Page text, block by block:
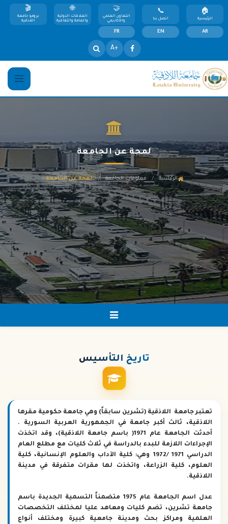
الرئيسية اتصل بنا
التعاون العلمي
والأكاديمي
العلاقات الدولية
والعامة والثقافية
برومو جامعة
اللاذقية
AR
EN
FR
+A
لمحة عن الجامعة
الرئيسية / معلومات الجامعة / لمحة عن الجامعة
تاريخ التأسيس
تعتبر جامعة اللاذقية (تشرين سابقاً) وهي جامعة حكومية مقرها
اللاذقية، ثالث أكبر جامعة في الجمهورية العربية السورية .
أحدثت الجامعة عام 1971( باسم جامعة اللاذقية)، وقد اتخذت
الإجراءات اللازمة للبدء بالدراسة في ثلاث كليات مع مطلع العام
الدراسي 1971 /1972 وهي: كلية الآداب والعلوم الإنسانية، كلية
العلوم، كلية الزراعة، واتخذت لها مقرات متفرقة في مدينة
اللاذقية.
عدل اسم الجامعة عام 1975 متضمناً التسمية الجديدة باسم
جامعة تشرين، تضم كليات ومعاهد عليا لمختلف التخصصات
العلمية ومراكز بحث ومدينة جامعية كبيرة ومختلف أنواع